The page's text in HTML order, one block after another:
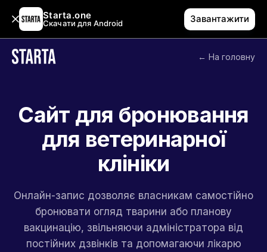
Starta.one
Скачати для Android Завантажити
← На головну
Сайт для бронювання
для ветеринарної
клініки
Онлайн-запис дозволяє власникам самостійно
бронювати огляд тварини або планову
вакцинацію, звільняючи адміністратора від
постійних дзвінків та допомагаючи лікарю